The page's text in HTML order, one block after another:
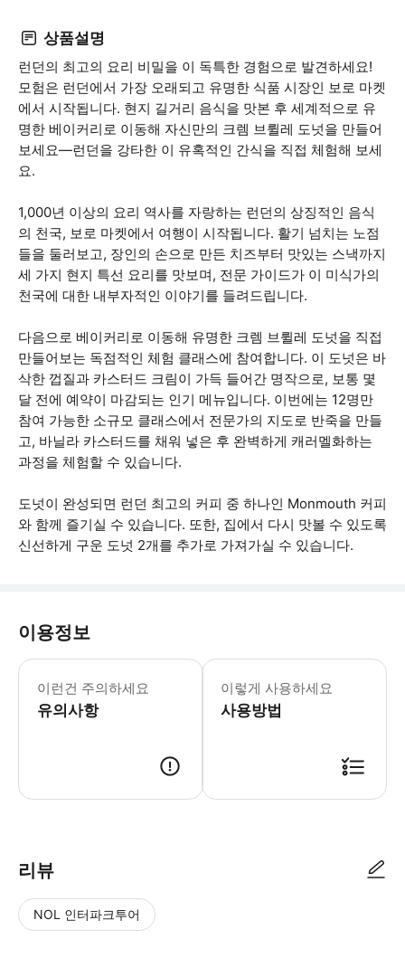
상품설명
런던의 최고의 요리 비밀을 이 독특한 경험으로 발견하세요!
모험은 런던에서 가장 오래되고 유명한 식품 시장인 보로 마켓
에서 시작됩니다. 현지 길거리 음식을 맛본 후 세계적으로 유
명한 베이커리로 이동해 자신만의 크렘 브륄레 도넛을 만들어
보세요—런던을 강타한 이 유혹적인 간식을 직접 체험해 보세
요.
1,000년 이상의 요리 역사를 자랑하는 런던의 상징적인 음식
의 천국, 보로 마켓에서 여행이 시작됩니다. 활기 넘치는 노점
들을 둘러보고, 장인의 손으로 만든 치즈부터 맛있는 스낵까지
세 가지 현지 특선 요리를 맛보며, 전문 가이드가 이 미식가의
천국에 대한 내부자적인 이야기를 들려드립니다.
다음으로 베이커리로 이동해 유명한 크렘 브륄레 도넛을 직접
만들어보는 독점적인 체험 클래스에 참여합니다. 이 도넛은 바
삭한 껍질과 카스터드 크림이 가득 들어간 명작으로, 보통 몇
달 전에 예약이 마감되는 인기 메뉴입니다. 이번에는 12명만
참여 가능한 소규모 클래스에서 전문가의 지도로 반죽을 만들
고, 바닐라 카스터드를 채워 넣은 후 완벽하게 캐러멜화하는
과정을 체험할 수 있습니다.
도넛이 완성되면 런던 최고의 커피 중 하나인 Monmouth 커피
와 함께 즐기실 수 있습니다. 또한, 집에서 다시 맛볼 수 있도록
신선하게 구운 도넛 2개를 추가로 가져가실 수 있습니다.
이용정보
이런건 주의하세요
유의사항
도넛 베이킹 클래스에서 사용되는 장
이렇게 사용하세요
사용방법
리뷰
NOL 인터파크투어